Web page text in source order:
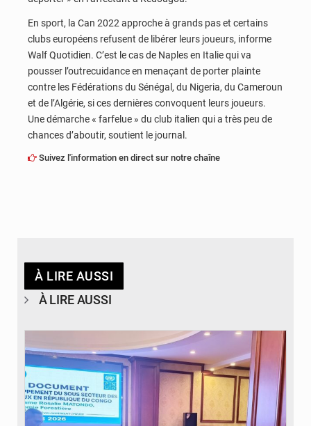
En sport, la Can 2022 approche à grands pas et certains
clubs européens refusent de libérer leurs joueurs, informe
Walf Quotidien. C’est le cas de Naples en Italie qui va
pousser l’outrecuidance en menaçant de porter plainte
contre les Fédérations du Sénégal, du Nigeria, du Cameroun
et de l’Algérie, si ces dernières convoquent leurs joueurs.
Une démarche « farfelue » du club italien qui a très peu de
chances d’aboutir, soutient le journal.
Suivez l'information en direct sur notre chaîne
À LIRE AUSSI
À LIRE AUSSI